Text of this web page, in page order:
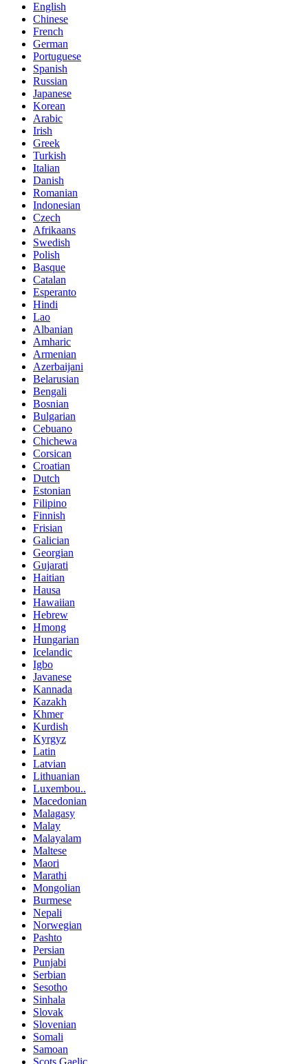
English
Chinese
French
German
Portuguese
Spanish
Russian
Japanese
Korean
Arabic
Irish
Greek
Turkish
Italian
Danish
Romanian
Indonesian
Czech
Afrikaans
Swedish
Polish
Basque
Catalan
Esperanto
Hindi
Lao
Albanian
Amharic
Armenian
Azerbaijani
Belarusian
Bengali
Bosnian
Bulgarian
Cebuano
Chichewa
Corsican
Croatian
Dutch
Estonian
Filipino
Finnish
Frisian
Galician
Georgian
Gujarati
Haitian
Hausa
Hawaiian
Hebrew
Hmong
Hungarian
Icelandic
Igbo
Javanese
Kannada
Kazakh
Khmer
Kurdish
Kyrgyz
Latin
Latvian
Lithuanian
Luxembou..
Macedonian
Malagasy
Malay
Malayalam
Maltese
Maori
Marathi
Mongolian
Burmese
Nepali
Norwegian
Pashto
Persian
Punjabi
Serbian
Sesotho
Sinhala
Slovak
Slovenian
Somali
Samoan